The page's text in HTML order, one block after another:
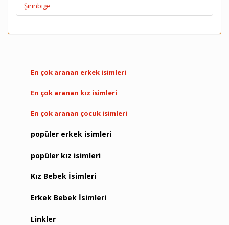
Şirinbige
En çok aranan erkek isimleri
En çok aranan kız isimleri
En çok aranan çocuk isimleri
popüler erkek isimleri
popüler kız isimleri
Kız Bebek İsimleri
Erkek Bebek İsimleri
Linkler